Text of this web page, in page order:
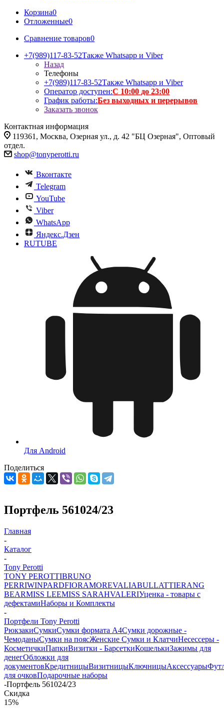
Корзина0
Отложенные0
Сравнение товаров0
+7(989)117-83-52Также Whatsapp и Viber
Назад
Телефоны
+7(989)117-83-52Также Whatsapp и Viber
Оператор доступен:С 10:00 до 23:00
График работы:Без выходных и перерывов
Заказать звонок
Контактная информация
119361, Москва, Озерная ул., д. 42 "БЦ Озерная", Оптовый
отдел.
shop@tonyperotti.ru
Вконтакте
Telegram
YouTube
Viber
WhatsApp
Яндекс.Дзен
RUTUBE
Для Android
Поделиться
Портфель 561024/23
Главная
-
Каталог
-
Tony Perotti
TONY PEROTTIBRUNO
PERRIWINPARDFIORAMOREVALIABULLATTIERANG
BEARMISS LEEMISS SARAHVALERIУценка - товары с
дефектамиНаборы и Комплекты
-
Портфели Tony Perotti
РюкзакиСумкиСумки формата А4Сумки дорожные -
ЧемоданыСумки на поясЖенские Сумки и КлатчиНесессеры -
КосметичкиПапкиВизитки - БарсеткиКошелькиЗажимы для
денегОбложки для
документовКредитницыВизитницыКлючницыАксессуары
для очковПодарочные наборы
-Портфель 561024/23
Скидка
15%